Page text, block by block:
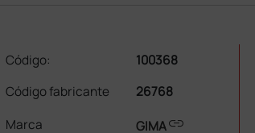
Código:
100368
Código fabricante
26768
Marca
GIMAlink